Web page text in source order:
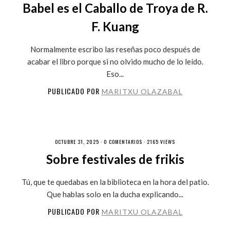
Babel es el Caballo de Troya de R.
F. Kuang
Normalmente escribo las reseñas poco después de
acabar el libro porque si no olvido mucho de lo leído.
Eso...
PUBLICADO POR MARITXU OLAZABAL
OCTUBRE 31, 2025 · 0 COMENTARIOS · 2165 VIEWS
Sobre festivales de frikis
Tú, que te quedabas en la biblioteca en la hora del patio.
Que hablas solo en la ducha explicando...
PUBLICADO POR MARITXU OLAZABAL